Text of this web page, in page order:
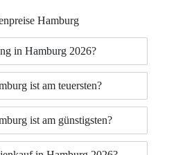
Hamburg
in Hamburg 2026?
ist am teuersten?
ist am günstigsten?